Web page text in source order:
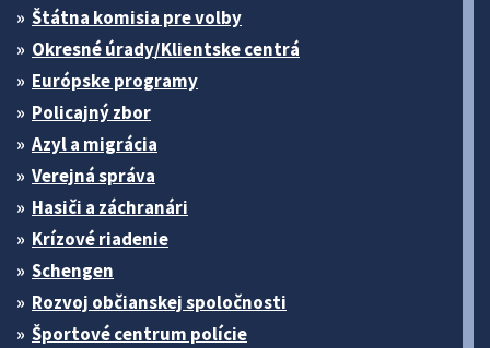
Štátna komisia pre volby
Okresné úrady/Klientske centrá
Európske programy
Policajný zbor
Azyl a migrácia
Verejná správa
Hasiči a záchranári
Krízové riadenie
Schengen
Rozvoj občianskej spoločnosti
Športové centrum polície